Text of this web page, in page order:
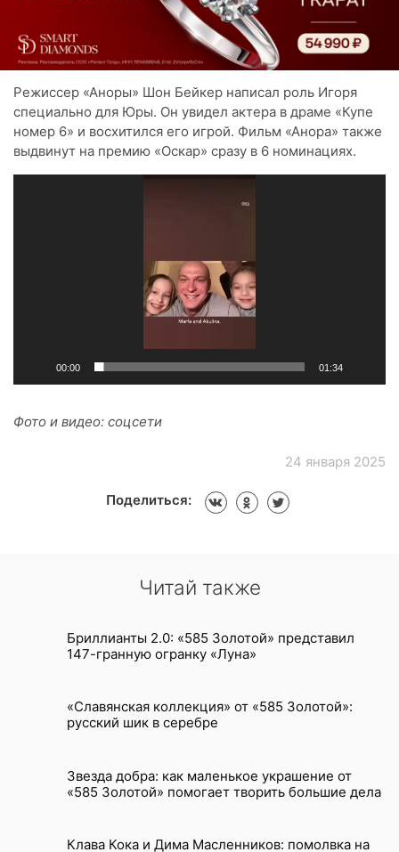
Режиссер «Аноры» Шон Бейкер написал роль Игоря
специально для Юры. Он увидел актера в драме «Купе
номер 6» и восхитился его игрой. Фильм «Анора» также
выдвинут на премию «Оскар» сразу в 6 номинациях.
00:00 01:34
Фото и видео: соцсети
24 января 2025
Поделиться:
Читай также
Бриллианты 2.0: «585 Золотой» представил
147-гранную огранку «Луна»
«Славянская коллекция» от «585 Золотой»:
русский шик в серебре
Звезда добра: как маленькое украшение от
«585 Золотой» помогает творить большие дела
Клава Кока и Дима Масленников: помолвка на